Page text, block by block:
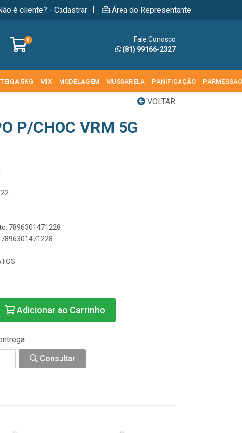
é cliente? - Cadastrar | Área do Representante
0
Fale Conosco
(81) 99166-2327
5KG MIX MODELAGEM MUSSARELA PANIFICAÇÃO PARMESSAO
VOLTAR
P/CHOC VRM 5G
7896301471228
7896301471228
Adicionar ao Carrinho
Consultar